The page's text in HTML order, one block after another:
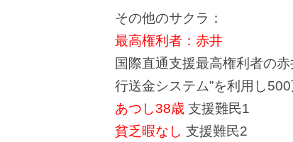
その他のサクラ：
最高権利者：赤井
国際直通支援最高権利者の
行送金システム”を利用し
あつし38歳 支援難民1
貧乏暇なし 支援難民2